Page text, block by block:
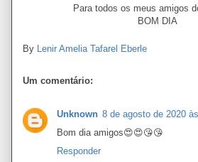
Para todos os meus amigos
BOM DIA
By Lenir Amelia Tafarel Eberle
Um comentário:
Unknown 8 de agosto de 2020
Bom dia amigos😍😍😘😘
Responder